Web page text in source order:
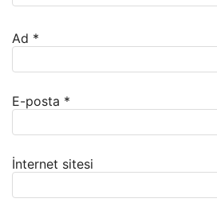
Ad *
E-posta *
İnternet sitesi